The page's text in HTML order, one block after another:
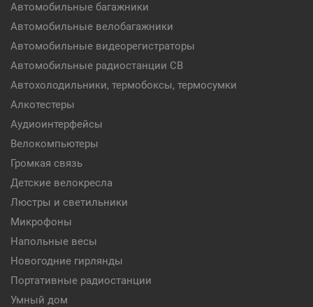
Автомобильные багажники
Автомобильные велобагажники
Автомобильные видеорегистраторы
Автомобильные радиостанции CB
Автохолодильники, термобоксы, термосумки
Алкотестеры
Аудиоинтерфейсы
Велокомпьютеры
Громкая связь
Детские велокресла
Люстры и светильники
Микрофоны
Напольные весы
Новогодние гирлянды
Портативные радиостанции
Умный дом